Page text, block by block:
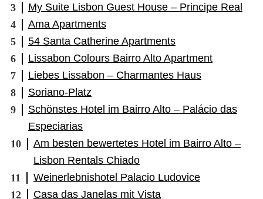
My Suite Lisbon Guest House – Principe Real
Ama Apartments
54 Santa Catherine Apartments
Lissabon Colours Bairro Alto Apartment
Liebes Lissabon – Charmantes Haus
Soriano-Platz
Schönstes Hotel im Bairro Alto – Palácio das
Especiarias
Am besten bewertetes Hotel im Bairro Alto –
Lisbon Rentals Chiado
Weinerlebnishotel Palacio Ludovice
Casa das Janelas mit Vista